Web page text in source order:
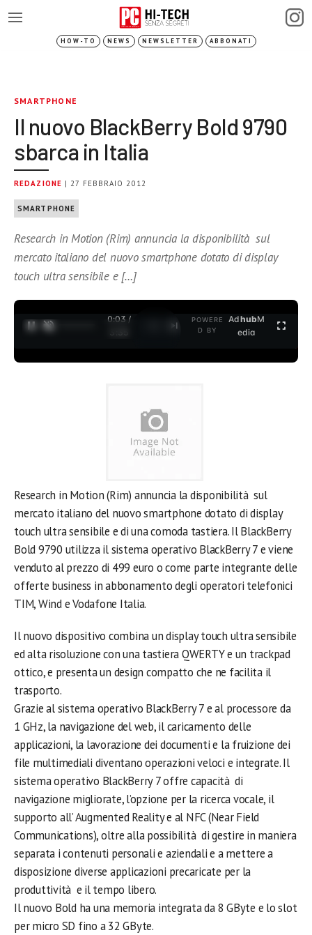
HOW-TO NEWS NEWSLETTER ABBONATI
SMARTPHONE
Il nuovo BlackBerry Bold 9790
sbarca in Italia
REDAZIONE | 27 FEBBRAIO 2012
SMARTPHONE
Research in Motion (Rim) annuncia la disponibilità sul
mercato italiano del nuovo smartphone dotato di display
touch ultra sensibile e […]
0:03 /
3:35
POWERE
D BY
AdhubM
edia
Research in Motion (Rim) annuncia la disponibilità sul
mercato italiano del nuovo smartphone dotato di display
touch ultra sensibile e di una comoda tastiera. Il BlackBerry
Bold 9790 utilizza il sistema operativo BlackBerry 7 e viene
venduto al prezzo di 499 euro o come parte integrante delle
offerte business in abbonamento degli operatori telefonici
TIM, Wind e Vodafone Italia.
Il nuovo dispositivo combina un display touch ultra sensibile
ed alta risoluzione con una tastiera QWERTY e un trackpad
ottico, e presenta un design compatto che ne facilita il
trasporto.
Grazie al sistema operativo BlackBerry 7 e al processore da
1 GHz, la navigazione del web, il caricamento delle
applicazioni, la lavorazione dei documenti e la fruizione dei
file multimediali diventano operazioni veloci e integrate. Il
sistema operativo BlackBerry 7 offre capacità di
navigazione migliorate, l’opzione per la ricerca vocale, il
supporto all’ Augmented Reality e al NFC (Near Field
Communications), oltre alla possibilità di gestire in maniera
separata i contenuti personali e aziendali e a mettere a
disposizione diverse applicazioni precaricate per la
produttività e il tempo libero.
Il nuovo Bold ha una memoria integrata da 8 GByte e lo slot
per micro SD fino a 32 GByte.